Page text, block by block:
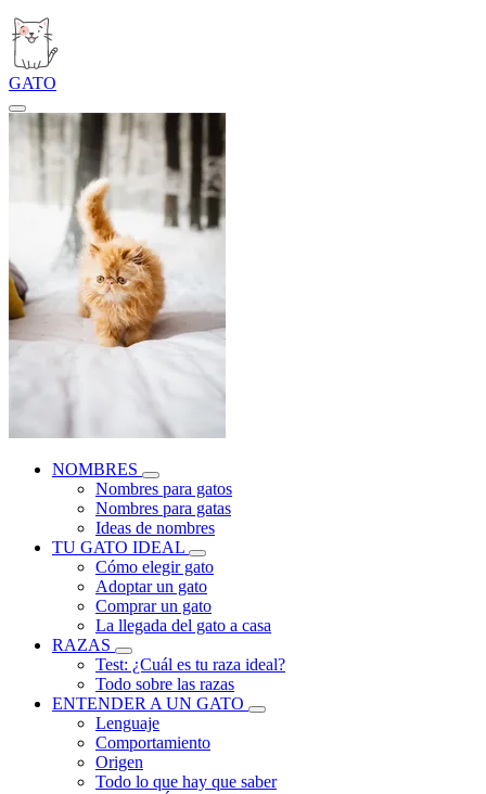
GATO
NOMBRES
Nombres para gatos
Nombres para gatas
Ideas de nombres
TU GATO IDEAL
Cómo elegir gato
Adoptar un gato
Comprar un gato
La llegada del gato a casa
RAZAS
Test: ¿Cuál es tu raza ideal?
Todo sobre las razas
ENTENDER A UN GATO
Lenguaje
Comportamiento
Origen
Todo lo que hay que saber